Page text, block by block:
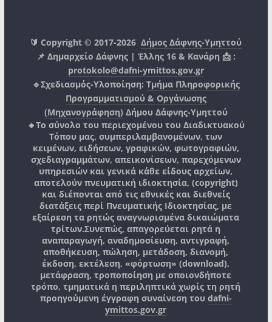
🔰 Copyright © 2017-2026Δήμος Δάφνης-Υμηττού
📌 Δημαρχείο Δάφνης | Έλλης 16 & Κανάρη 📩 :
protokolo@dafni-ymittos.gov.gr
🔹Σχεδιασμός-Υλοποίηση: Τμήμα Πληροφορικής
Προγραμματισμού & Οργάνωσης
(Μηχανογράφηση) Δήμου Δάφνης-Υμηττού
🔸Το σύνολο του περιεχομένου του Διαδικτυακού
Τόπου μας, συμπεριλαμβανομένων, των
κειμένων, ειδήσεων, γραφικών, φωτογραφιών,
σχεδιαγραμμάτων, απεικονίσεων, παρεχόμενων
υπηρεσιών και γενικά κάθε είδους αρχείων,
αποτελούν πνευματική ιδιοκτησία, (copyright)
και διέπονται από τις εθνικές και διεθνείς
διατάξεις περί Πνευματικής Ιδιοκτησίας, με
εξαίρεση τα ρητώς αναγνωρισμένα δικαιώματα
τρίτων.Συνεπώς, απαγορεύεται ρητά η
αναπαραγωγή, αναδημοσίευση, αντιγραφή,
αποθήκευση, πώληση, μετάδοση, διανομή,
έκδοση, εκτέλεση, «φόρτωση» (download),
μετάφραση, τροποποίηση με οποιονδήποτε
τρόπο, τμηματικά η περιληπτικά χωρίς τη ρητή
προηγούμενη έγγραφη συναίνεση του dafni-
ymittos.gov.gr